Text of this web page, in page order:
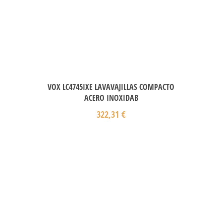
VOX LC4745IXE LAVAVAJILLAS COMPACTO
ACERO INOXIDAB
322,31 €